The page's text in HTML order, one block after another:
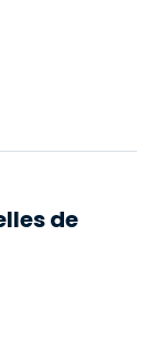
de